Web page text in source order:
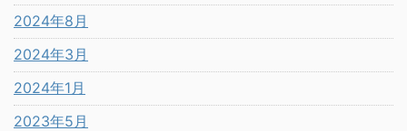
2024年8月
2024年3月
2024年1月
2023年5月